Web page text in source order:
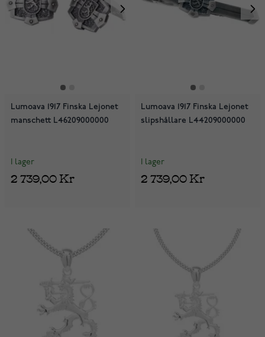
Lumoava 1917 Finska Lejonet
manschett L46209000000
I lager
2 739,00 Kr
Lumoava 1917 Finska Lejonet
slipshållare L44209000000
I lager
2 739,00 Kr